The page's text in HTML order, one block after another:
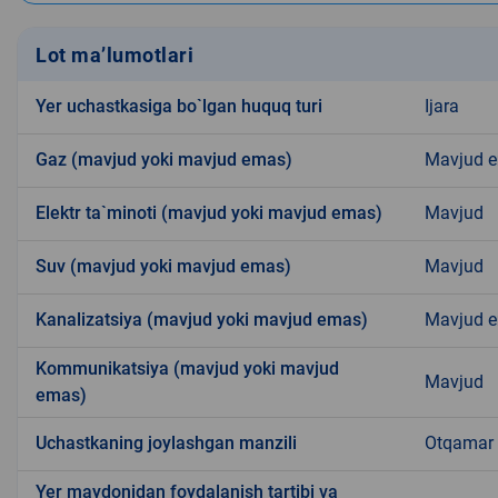
Lot ma’lumotlari
Yer uchastkasiga bo`lgan huquq turi Ijara
Gaz (mavjud yoki mavjud emas) Mavjud
Elektr ta`minoti (mavjud yoki mavjud emas) Mavjud
Suv (mavjud yoki mavjud emas) Mavjud
Kanalizatsiya (mavjud yoki mavjud emas) Mavjud
Kommunikatsiya (mavjud yoki mavjud
emas)
Mavjud
Uchastkaning joylashgan manzili Otqamar
Yer maydonidan foydalanish tartibi va